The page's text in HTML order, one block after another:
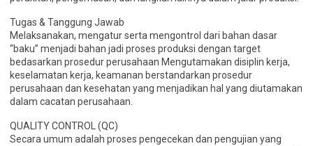
Tugas & Tanggung Jawab
Melaksanakan, mengatur serta mengontrol dari bahan dasar
“baku” menjadi bahan jadi proses produksi dengan target
bedasarkan prosedur perusahaan Mengutamakan disiplin kerja,
keselamatan kerja, keamanan berstandarkan prosedur
perusahaan dan kesehatan yang menjadikan hal yang diutamakan
dalam cacatan perusahaan.
QUALITY CONTROL (QC)
Secara umum adalah proses pengecekan dan pengujian yang